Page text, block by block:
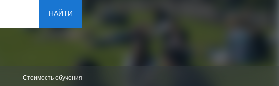
НАЙТИ
Стоимость обучения